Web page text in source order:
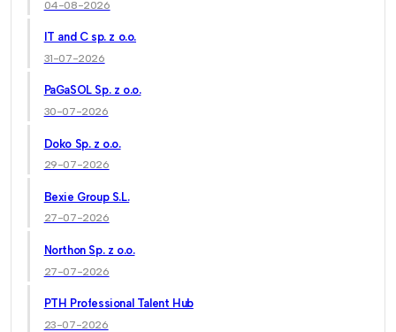
04-08-2026
IT and C sp. z o.o.
31-07-2026
PaGaSOL Sp. z o.o.
30-07-2026
Doko Sp. z o.o.
29-07-2026
Bexie Group S.L.
27-07-2026
Northon Sp. z o.o.
27-07-2026
PTH Professional Talent Hub
23-07-2026